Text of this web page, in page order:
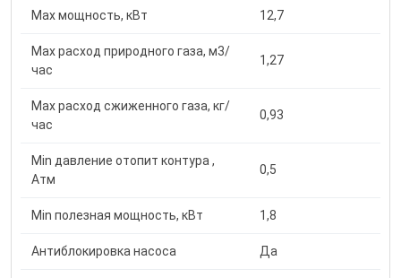
Max мощность, кВт 12,7
Max расход природного газа, м3/
час
1,27
Max расход сжиженного газа, кг/
час
0,93
Min давление отопит контура ,
Атм
0,5
Min полезная мощность, кВт 1,8
Антиблокировка насоса Да